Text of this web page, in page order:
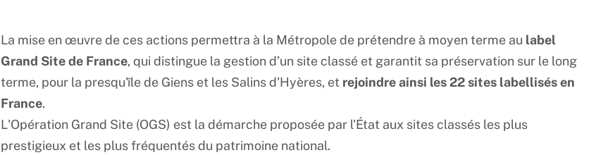
Lire la vidéo
La mise en œuvre de ces actions permettra à la Métropole de prétendre à moyen terme au label
Grand Site de France, qui distingue la gestion d’un site classé et garantit sa préservation sur le long
terme, pour la presqu'île de Giens et les Salins d'Hyères, et rejoindre ainsi les 22 sites labellisés en
France.
L'Opération Grand Site (OGS) est la démarche proposée par l'État aux sites classés les plus
prestigieux et les plus fréquentés du patrimoine national.